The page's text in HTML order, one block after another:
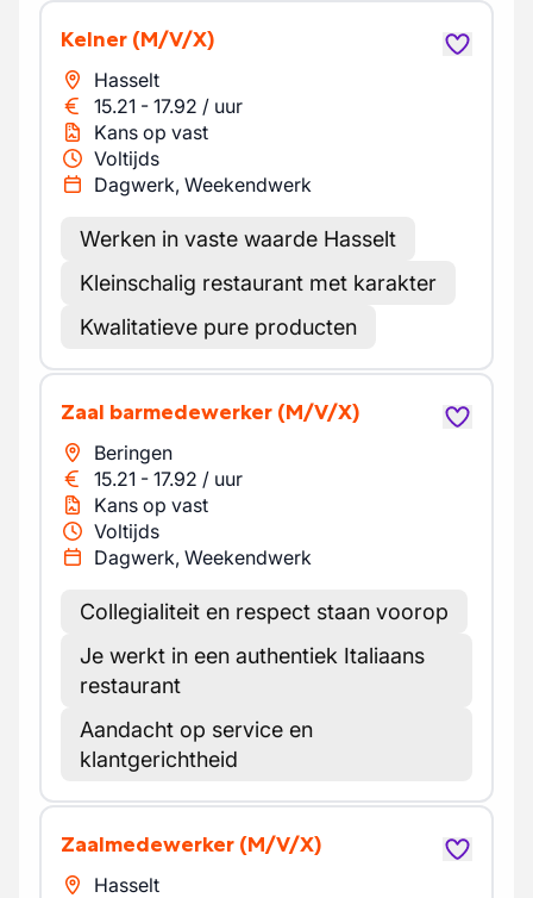
Kelner (M/V/X)
Hasselt
15.21 - 17.92 / uur
Kans op vast
Voltijds
Dagwerk, Weekendwerk
Werken in vaste waarde Hasselt
Kleinschalig restaurant met karakter
Kwalitatieve pure producten
Zaal barmedewerker (M/V/X)
Beringen
15.21 - 17.92 / uur
Kans op vast
Voltijds
Dagwerk, Weekendwerk
Collegialiteit en respect staan voorop
Je werkt in een authentiek Italiaans
restaurant
Aandacht op service en
klantgerichtheid
Zaalmedewerker (M/V/X)
Hasselt